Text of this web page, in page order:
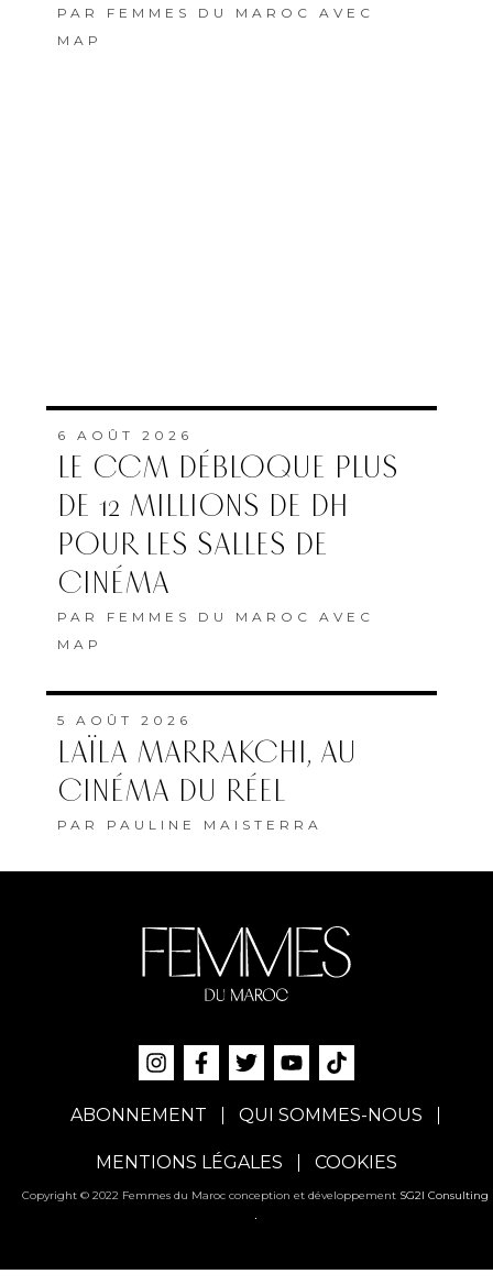
PAR FEMMES DU MAROC AVEC
MAP
6 AOÛT 2026
LE CCM DÉBLOQUE PLUS
DE 12 MILLIONS DE DH
POUR LES SALLES DE
CINÉMA
PAR FEMMES DU MAROC AVEC
MAP
5 AOÛT 2026
LAÏLA MARRAKCHI, AU
CINÉMA DU RÉEL
PAR PAULINE MAISTERRA
ABONNEMENT QUI SOMMES-NOUS
MENTIONS LÉGALES COOKIES
Copyright © 2022 Femmes du Maroc conception et développement SG2I Consulting